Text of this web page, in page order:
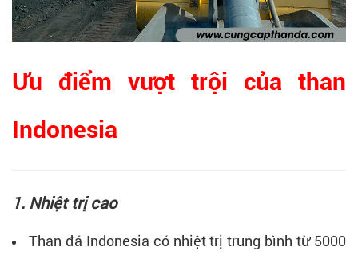
Ưu điểm vượt trội của than
Indonesia
1. Nhiệt trị cao
Than đá Indonesia có nhiệt trị trung bình từ 5000